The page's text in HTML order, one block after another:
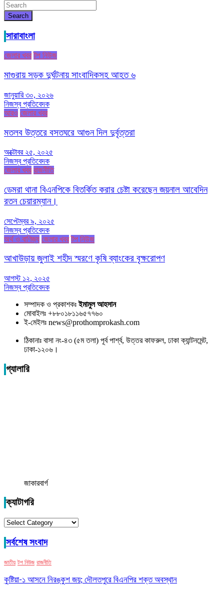
Search
সারাবাংলা
জেলার খবর টপ নিউজ
মাগুরায় সড়ক দুর্ঘটনায় সাংবাদিকসহ আহত ৬
জানুয়ারি ৩০, ২০২৬
নিজস্ব প্রতিবেদক
আরও জেলার খবর
মতলব উত্তরে বসতঘরে আগুন দিল দুর্বৃত্তরা
অক্টোবর ২৫, ২০২৫
নিজস্ব প্রতিবেদক
জেলার খবর রাজনীতি
ডেমরা থানা বিএনপিকে বিতর্কিত করার চেষ্টা করেছেন জয়নাল আবেদিন
রতন চেয়ারম্যান।
সেপ্টেম্বর ৯, ২০২৫
নিজস্ব প্রতিবেদক
অর্থ ও বাণিজ্য জেলার খবর টপ নিউজ
আখাউড়ায় জুলাই শহীদ স্মরণে কৃষি ব্যাংকের বৃক্ষরোপণ
আগস্ট ১২, ২০২৫
নিজস্ব প্রতিবেদক
সম্পাদক ও প্রকাশকঃইমামুল আহসান
মোবাইলঃ +৮৮০১৮১১৬৫৭৭৬০
ই-মেইলঃ news@prothomprokash.com
ঠিকানাঃ বাসা নং-৪৩ (৫ম তলা) পূর্ব পার্শ্ব, উত্তর কাফরুল, ঢাকা ক্যান্টনমেন্ট,
ঢাকা-১২০৬।
গ্যালারি
জাকারবার্গ
ক্যাটাগরি
ক্যাটাগরি
সর্বশেষ সংবাদ
জাতীয় টপ নিউজ রাজনীতি
কুষ্টিয়া-১ আসনে নিরঙ্কুশ জয়; দৌলতপুরে বিএনপির শক্ত অবস্থান